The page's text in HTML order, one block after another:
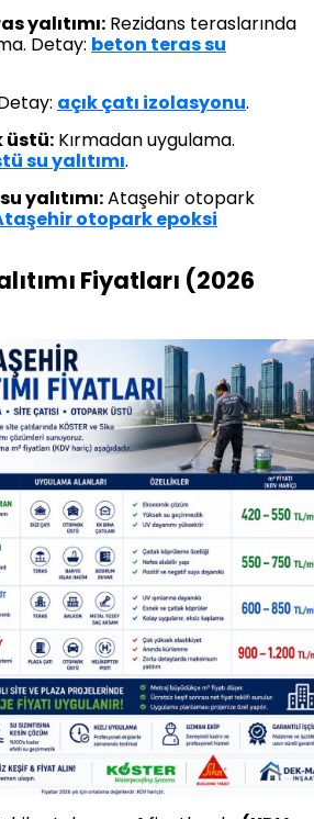
yalıtımı: Rezidans teraslarında
Detay: beton teras su
açık çatı izolasyonu.
üstü: Kırmadan uygulama.
su yalıtımı.
yalıtımı:Ataşehir otopark
otopark epoksi
Fiyatları (2026